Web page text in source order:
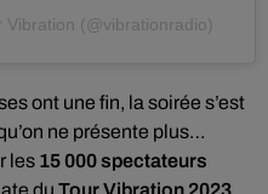
(@vibrationradio)
ont une fin, la soirée s’est
ne présente plus…
les 15 000 spectateurs